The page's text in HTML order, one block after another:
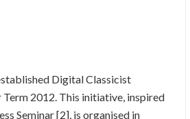
Digital Classicist
2012. This initiative, inspired
Seminar [2], is organised in